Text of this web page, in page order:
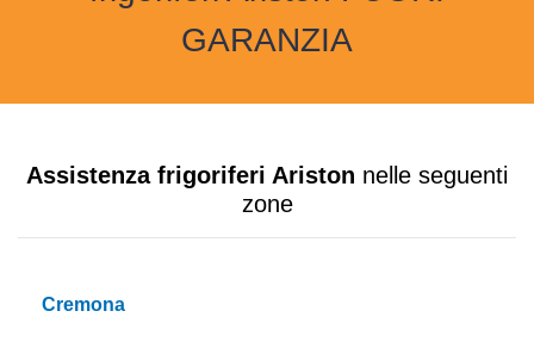
GARANZIA
Assistenza frigoriferi Ariston nelle seguenti
zone
Cremona